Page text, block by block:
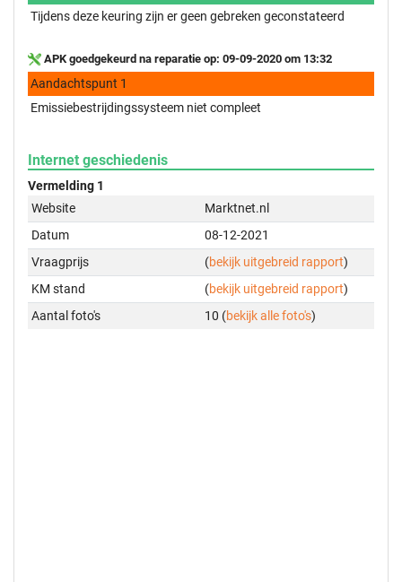
Tijdens deze keuring zijn er geen gebreken geconstateerd
APK goedgekeurd na reparatie op: 09-09-2020 om 13:32
Aandachtspunt 1
Emissiebestrijdingssysteem niet compleet
Internet geschiedenis
Vermelding 1
Website
Marktnet.nl
Datum
08-12-2021
Vraagprijs
(bekijk uitgebreid rapport)
KM stand
(bekijk uitgebreid rapport)
Aantal foto's
10 (bekijk alle foto's)